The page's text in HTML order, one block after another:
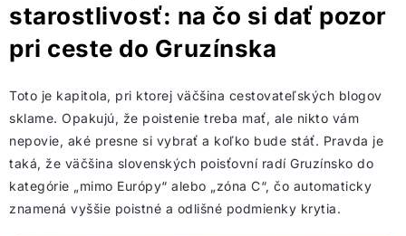
starostlivosť: na čo si dať pozor
pri ceste do Gruzínska
Toto je kapitola, pri ktorej väčšina cestovateľských blogov
sklame. Opakujú, že poistenie treba mať, ale nikto vám
nepovie, aké presne si vybrať a koľko bude stáť. Pravda je
taká, že väčšina slovenských poisťovní radí Gruzínsko do
kategórie „mimo Európy“ alebo „zóna C“, čo automaticky
znamená vyššie poistné a odlišné podmienky krytia.